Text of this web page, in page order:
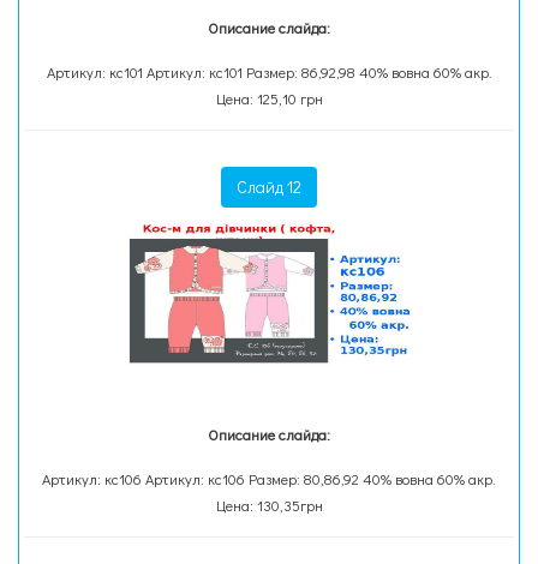
Описание слайда:
Артикул: кс101 Артикул: кс101 Размер: 86,92,98 40% вовна 60% акр.
Цена: 125,10 грн
Слайд 12
Описание слайда:
Артикул: кс106 Артикул: кс106 Размер: 80,86,92 40% вовна 60% акр.
Цена: 130,35грн